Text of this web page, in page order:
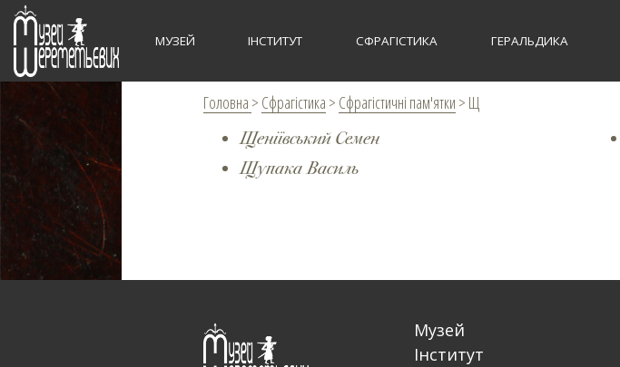
МУЗЕЙ ІНСТИТУТ СФРАГІСТИКА ГЕРАЛЬДИКА
Головна > Сфрагістика > Сфрагістичні пам'ятки > Щ
Щеніївський Семен
Щупака Василь
Музей
Інститут